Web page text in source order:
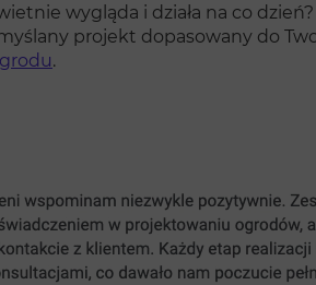
wygląda i działa na co
projekt dopasowany do
.